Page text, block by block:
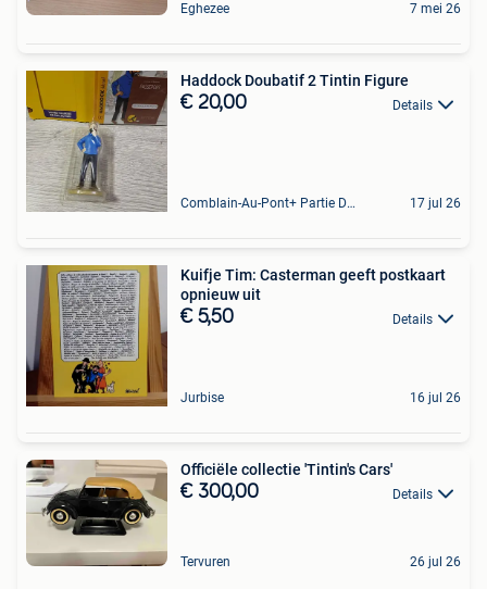
Eghezee 7 mei 26
Haddock Doubatif 2 Tintin Figure
€ 20,00 Details
Comblain-Au-Pont+ Partie De Anthisnes 17 jul 26
Kuifje Tim: Casterman geeft postkaart
opnieuw uit
€ 5,50 Details
Jurbise 16 jul 26
Officiële collectie 'Tintin's Cars'
€ 300,00 Details
Tervuren 26 jul 26